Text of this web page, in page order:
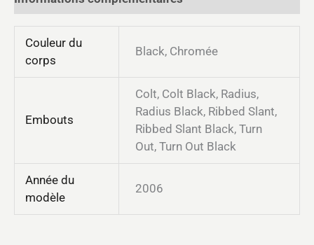
Couleur du
corps
Black, Chromée
Embouts
Colt, Colt Black, Radius,
Radius Black, Ribbed Slant,
Ribbed Slant Black, Turn
Out, Turn Out Black
Année du
modèle
2006